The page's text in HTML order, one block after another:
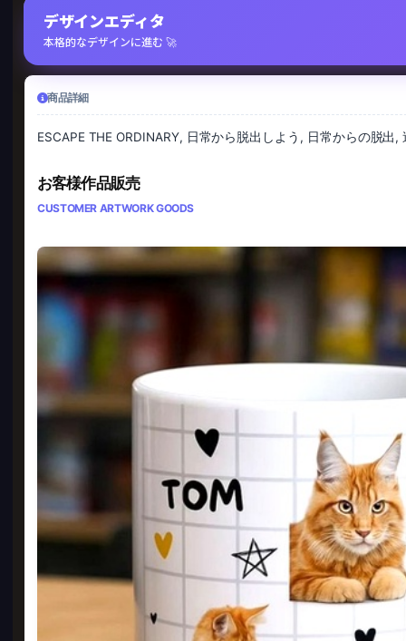
デザインエディタ
本格的なデザインに進む 🚀
商品詳細
ESCAPE THE ORDINARY, 日常から脱出しよう, 日常からの脱出,
お客様作品販売
CUSTOMER ARTWORK GOODS